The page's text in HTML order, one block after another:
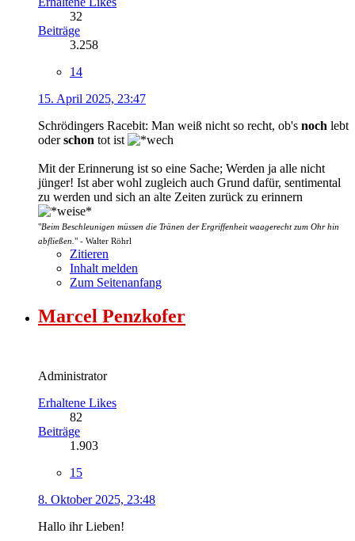
32
Beiträge
3.258
14
15. April 2025, 23:47
Schrödingers Racebit: Man weiß nicht so recht, ob's noch lebt
oderschon tot ist
Mit der Erinnerung ist so eine Sache; Werden ja alle nicht
jünger! Ist aber wohl zugleich auch Grund dafür, sentimental
zu werden und sich an alte Zeiten zurück zu erinnern
"Beim Beschleunigen müssen die Tränen der Ergriffenheit waagerecht zum Ohr hin
abfließen. " - Walter Röhrl
Zitieren
Inhalt melden
Zum Seitenanfang
Marcel Penzkofer
Administrator
Erhaltene Likes
82
Beiträge
1.903
15
8. Oktober 2025, 23:48
Hallo ihr Lieben!